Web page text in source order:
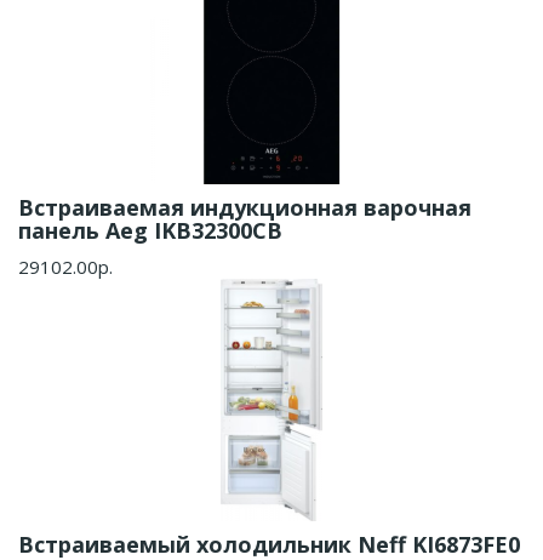
Встраиваемая индукционная варочная
панель Aeg IKB32300CB
29102.00р.
Встраиваемый холодильник Neff KI6873FE0